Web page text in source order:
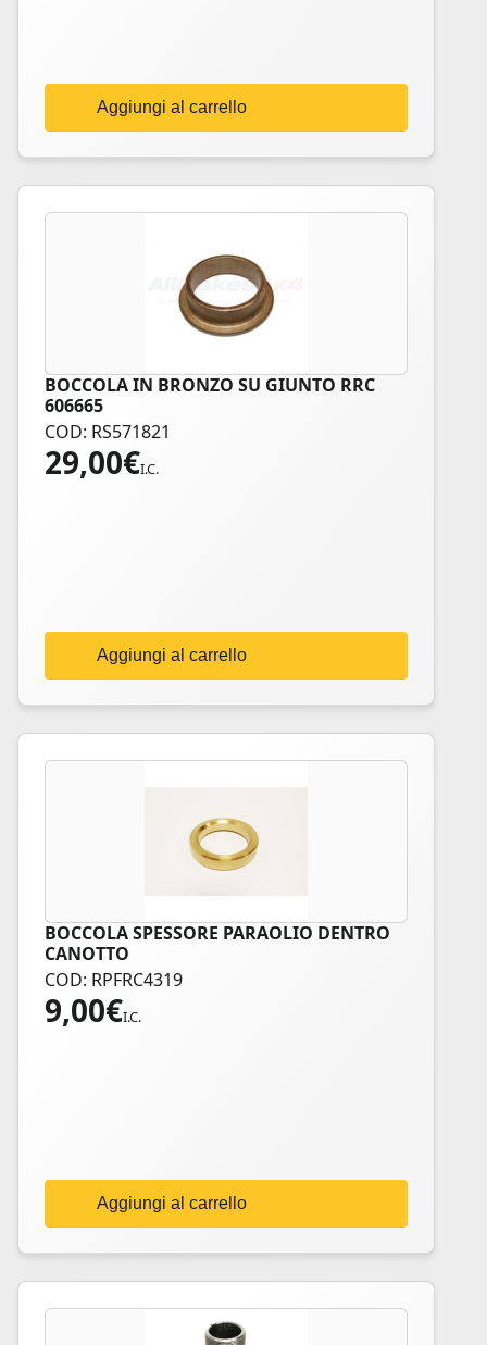
Aggiungi al carrello
BOCCOLA IN BRONZO SU GIUNTO RRC
606665
COD: RS571821
29,00€I.C.
Aggiungi al carrello
BOCCOLA SPESSORE PARAOLIO DENTRO
CANOTTO
COD: RPFRC4319
9,00€I.C.
Aggiungi al carrello